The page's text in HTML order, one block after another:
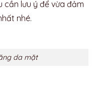
cần lưu ý để vừa đảm
nhé.
da mặt